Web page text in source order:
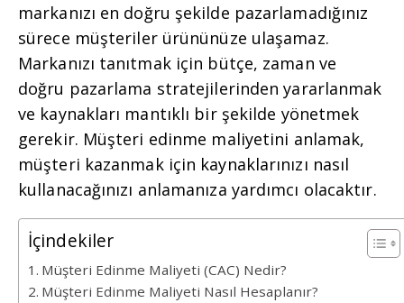
markanızı en doğru şekilde pazarlamadığınız
sürece müşteriler ürününüze ulaşamaz.
Markanızı tanıtmak için bütçe, zaman ve
doğru pazarlama stratejilerinden yararlanmak
ve kaynakları mantıklı bir şekilde yönetmek
gerekir. Müşteri edinme maliyetini anlamak,
müşteri kazanmak için kaynaklarınızı nasıl
kullanacağınızı anlamanıza yardımcı olacaktır.
İçindekiler
Müşteri Edinme Maliyeti (CAC) Nedir?
Müşteri Edinme Maliyeti Nasıl Hesaplanır?